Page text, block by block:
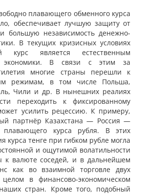
плавающего обменного курса
обеспечивает лучшую защиту от
большую независимость денежно-
В текущих кризисных условиях
курс является естественным
экономики. В связи с этим за
многие страны перешли к
режимам, в том числе Польша,
Чили и др. В нынешних реалиях
переходить к фиксированному
усилить рецессию. К примеру,
партнёр Казахстана — Россия —
плавающего курса рубля. В этих
курса тенге при гибком рубле могла
и ощутимой волатильности
к валюте соседей, и в дальнейшем
как во взаимной торговле двух
в финансово-экономическом
стран. Кроме того, подобный